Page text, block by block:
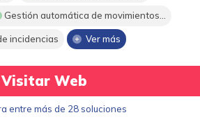
Gestión automática de movimientos...
incidencias Ver más
Visitar Web
entre más de 28 soluciones